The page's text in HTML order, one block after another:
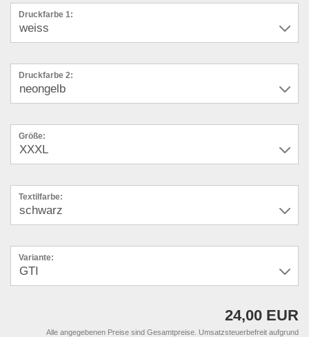
Druckfarbe 1:
Druckfarbe 2:
Größe:
Textilfarbe:
Variante:
24,00 EUR
Alle angegebenen Preise sind Gesamtpreise. Umsatzsteuerbefreit aufgrund